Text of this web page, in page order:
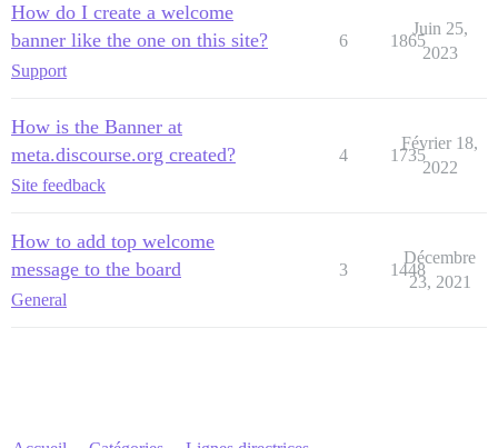
How do I create a welcome
banner like the one on this site?
Support
6 1865
Juin 25,
2023
How is the Banner at
meta.discourse.org created?
Site feedback
4 1735
Février 18,
2022
How to add top welcome
message to the board
General
3 1448
Décembre
23, 2021